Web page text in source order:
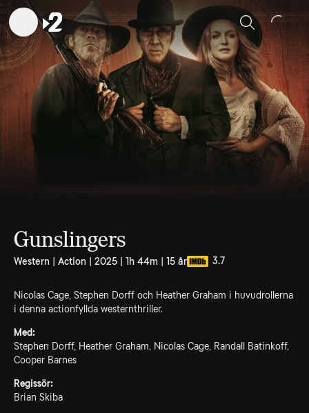
Sök
Gunslingers
Western | Action | 2025 | 1h 44m | 15 år 3.7
Nicolas Cage, Stephen Dorff och Heather Graham i huvudrollerna
i denna actionfyllda westernthriller.
Med:
Stephen Dorff, Heather Graham, Nicolas Cage, Randall Batinkoff,
Cooper Barnes
Regissör:
Brian Skiba